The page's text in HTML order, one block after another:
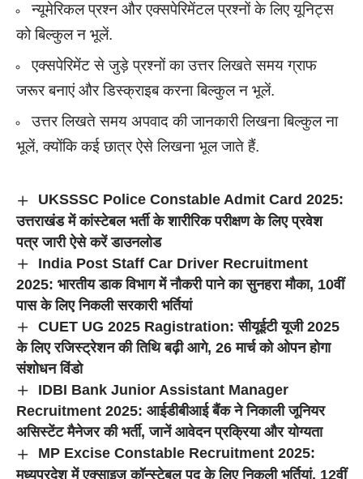
न्यूमेरिकल प्रश्न और एक्सपेरिमेंटल प्रश्नों के लिए यूनिट्स
को बिल्कुल न भूलें.
एक्सपेरिमेंट से जुड़े प्रश्नों का उत्तर लिखते समय ग्राफ
जरूर बनाएं और डिस्क्राइब करना बिल्कुल न भूलें.
उत्तर लिखते समय अपवाद की जानकारी लिखना बिल्कुल ना
भूलें, क्योंकि कई छात्र ऐसे लिखना भूल जाते हैं.
UKSSSC Police Constable Admit Card 2025:
उत्तराखंड में कांस्टेबल भर्ती के शारीरिक परीक्षण के लिए प्रवेश
पत्र जारी ऐसे करें डाउनलोड
India Post Staff Car Driver Recruitment
2025: भारतीय डाक विभाग में नौकरी पाने का सुनहरा मौका, 10वीं
पास के लिए निकली सरकारी भर्तियां
CUET UG 2025 Ragistration: सीयूईटी यूजी 2025
के लिए रजिस्ट्रेशन की तिथि बढ़ी आगे, 26 मार्च को ओपन होगा
संशोधन विंडो
IDBI Bank Junior Assistant Manager
Recruitment 2025: आईडीबीआई बैंक ने निकाली जूनियर
असिस्टेंट मैनेजर की भर्ती, जानें आवेदन प्रक्रिया और योग्यता
MP Excise Constable Recruitment 2025:
मध्यप्रदेश में एक्साइज कॉन्स्टेबल पद के लिए निकली भर्तियां, 12वीं